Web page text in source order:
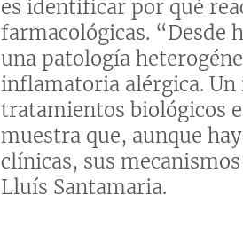
es identificar por qué
farmacológicas. “Desde
una patología
inflamatoria alérgica. Un
tratamientos biológicos
muestra que, aunque
clínicas, sus
Lluís Santamaria.